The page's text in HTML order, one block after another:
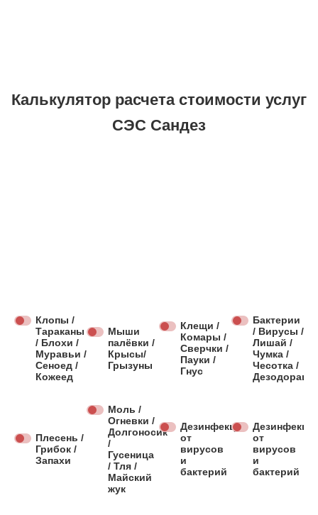
Калькулятор расчета стоимости услуг
СЭС Сандез
Клопы /
Тараканы
/ Блохи /
Муравьи /
Сеноед /
Кожеед
Мыши
палёвки /
Крысы/
Грызуны
Клещи /
Комары /
Сверчки /
Пауки /
Гнус
Бактерии
/ Вирусы /
Лишай /
Чумка /
Чесотка /
Плесень /
Грибок /
Запахи
Моль /
Огневки /
Долгоносик
/
Гусеница
/ Тля /
Майский
жук
Дезинфекция
от
вирусов
и
бактерий
от
вирусов
и
бактерий